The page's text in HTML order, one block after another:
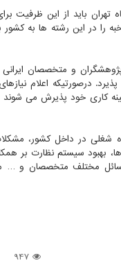
تهران باید از این ظرفیت
را در این رشته ها به کشور
و متخصصان ایرانی
درصورتیکه اعلام
کاری خود پذیرش می
شغلی در داخل کشور،
بهبود سیستم نظارت بر
مختلف متخصصان و …
947